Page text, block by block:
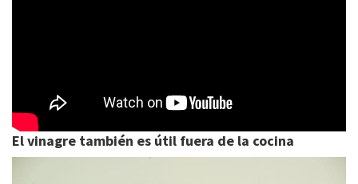
El vinagre también es útil fuera de la cocina